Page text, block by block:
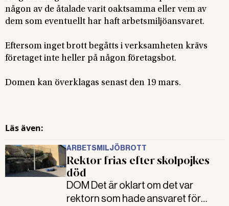
någon av de åtalade varit oaktsamma eller vem av
dem som eventuellt har haft arbetsmiljöansvaret.
Eftersom inget brott begåtts i verksamheten krävs
företaget inte heller på någon företagsbot.
Domen kan överklagas senast den 19 mars.
Läs även:
ARBETSMILJÖBROTT
Rektor frias efter skolpojkes
död
DOM Det är oklart om det var
rektorn som hade ansvaret för